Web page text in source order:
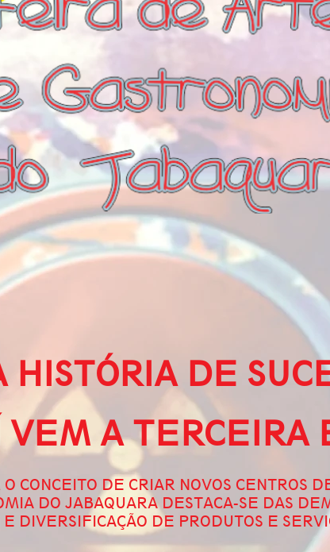
VEM A TERCEIRA
CONCEITO DE CRIAR NOVOS CENTROS
DO JABAQUARA DESTACA-SE DAS
DIVERSIFICAÇÃO DE PRODUTOS E
DE